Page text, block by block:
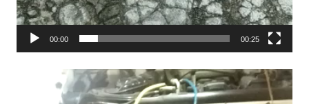
00:00 00:25